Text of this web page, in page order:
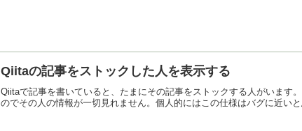
Qiitaの記事をストックした人を表示する
Qiitaで記事を書いていると、たまにその記事をストックする人がいます
のでその人の情報が一切見れません。個人的にはこの仕様はバグに近い